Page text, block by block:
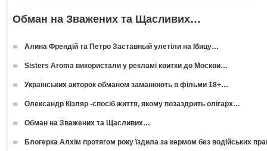
Обман на Зважених та Щасливих…
Алина Френдій та Петро Заставный улетіли на Ібицу…
Sisters Aroma використали у рекламі квитки до Москви…
Українських акторок обманом заманюють в фільми 18+…
Олександр Кізляр -спосіб життя, якому позаздрить олігарх…
Обман на Зважених та Щасливих…
Блогерка Алхім протягом року їздила за кермом без водійських